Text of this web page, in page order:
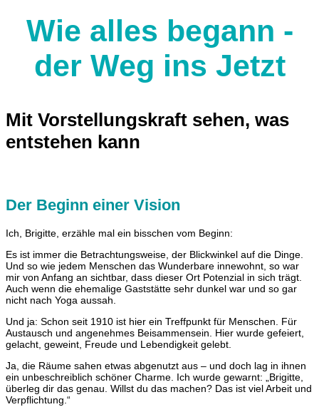
Wie alles begann -
der Weg ins Jetzt
Mit Vorstellungskraft sehen, was
entstehen kann
Der Beginn einer Vision
Ich, Brigitte, erzähle mal ein bisschen vom Beginn:
Es ist immer die Betrachtungsweise, der Blickwinkel auf die Dinge.
Und so wie jedem Menschen das Wunderbare innewohnt, so war
mir von Anfang an sichtbar, dass dieser Ort Potenzial in sich trägt.
Auch wenn die ehemalige Gaststätte sehr dunkel war und so gar
nicht nach Yoga aussah.
Und ja: Schon seit 1910 ist hier ein Treffpunkt für Menschen. Für
Austausch und angenehmes Beisammensein. Hier wurde gefeiert,
gelacht, geweint, Freude und Lebendigkeit gelebt.
Ja, die Räume sahen etwas abgenutzt aus – und doch lag in ihnen
ein unbeschreiblich schöner Charme. Ich wurde gewarnt: „Brigitte,
überleg dir das genau. Willst du das machen? Das ist viel Arbeit und
Verpflichtung.“